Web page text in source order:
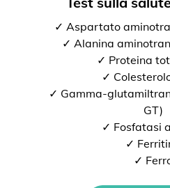
✓ Aspartato
✓ Alanina
✓ Proteina
✓
✓ Gamma-
GT)
✓ Fosfatasi
✓
✓